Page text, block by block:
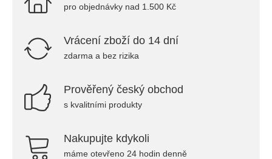
pro objednávky nad 1.500 Kč
Vrácení zboží do 14 dní
zdarma a bez rizika
Prověřený český obchod
s kvalitními produkty
Nakupujte kdykoli
máme otevřeno 24 hodin denně